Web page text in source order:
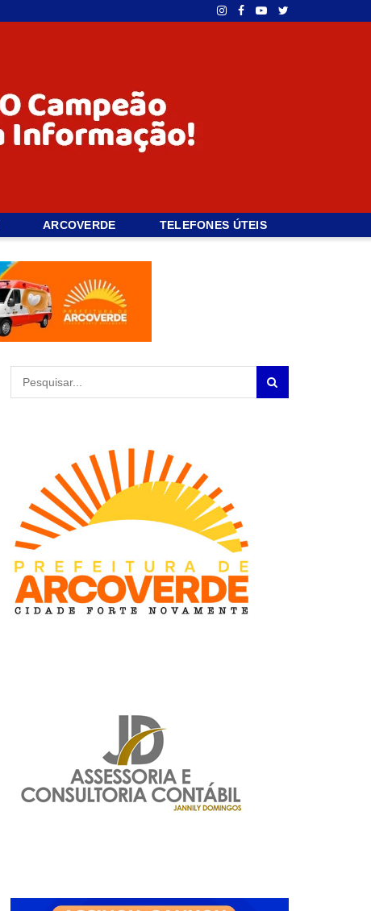
ARCOVERDE TELEFONES ÚTEIS